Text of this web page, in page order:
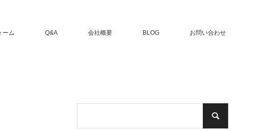
ーム Q&A 会社概要 BLOG お問い合わせ